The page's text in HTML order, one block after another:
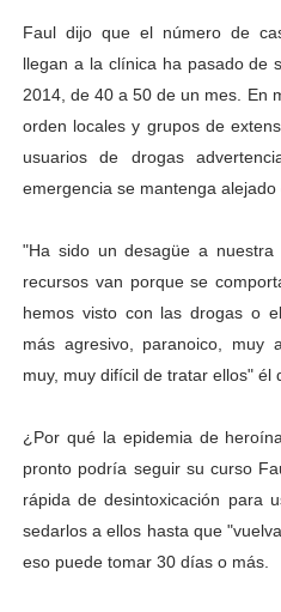
Faul dijo que el número de
llegan a la clínica ha pasado de
2014, de 40 a 50 de un mes. En
orden locales y grupos de
usuarios de drogas
emergencia se mantenga alejado
"Ha sido un desagüe a
recursos van porque se
hemos visto con las drogas o
más agresivo, paranoico, muy
muy, muy difícil de tratar ellos" él
¿Por qué la epidemia de
pronto podría seguir su curso
rápida de desintoxicación para
sedarlos a ellos hasta que
eso puede tomar 30 días o más.